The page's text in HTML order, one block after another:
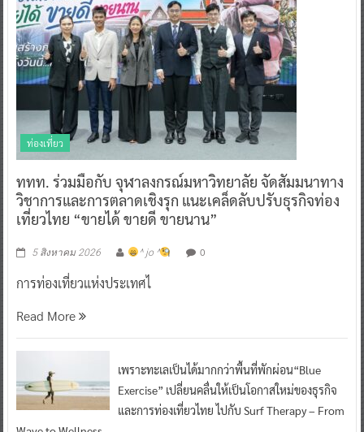
ท่องเที่ยว
ททท. ร่วมมือกับ จุฬาลงกรณ์มหาวิทยาลัย จัดสัมมนาทาง
วิชาการและการตลาดเชิงรุก แนะเคล็ดลับปรับธุรกิจท่อง
เที่ยวไทย “ขายได้ ขายดี ขายนาน”
5 สิงหาคม 2026 ^ jo ^ 0
การท่องเที่ยวแห่งประเทศไ
Read More
เพราะทะเลเป็นได้มากกว่าพื้นที่พักผ่อน“Blue
Exercise” เปลี่ยนคลื่นให้เป็นโอกาสใหม่ของธุรกิจ
และการท่องเที่ยวไทย ไปกับ Surf Therapy – From